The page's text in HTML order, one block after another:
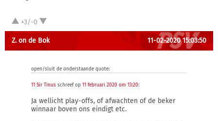
+3/-0
Z. on de Bok 11-02-2020 15:03:50
open/sluit de onderstaande quote:
11 Sir Tinus schreef op 11 februari 2020 om 13:20:
Ja wellicht play-offs, of afwachten of de beker
winnaar boven ons eindigt etc.